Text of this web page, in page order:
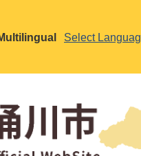
Select